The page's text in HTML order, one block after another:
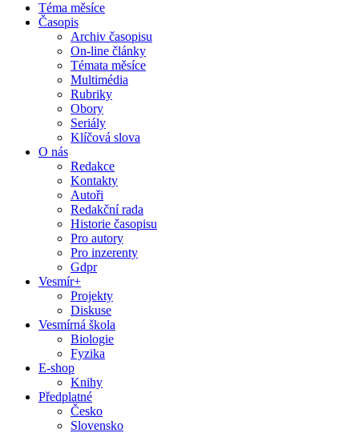
Téma měsíce
Časopis
Archiv časopisu
On-line články
Témata měsíce
Multimédia
Rubriky
Obory
Seriály
Klíčová slova
O nás
Redakce
Kontakty
Autoři
Redakční rada
Historie časopisu
Pro autory
Pro inzerenty
Gdpr
Vesmír+
Projekty
Diskuse
Vesmírná škola
Biologie
Fyzika
E-shop
Knihy
Předplatné
Česko
Slovensko